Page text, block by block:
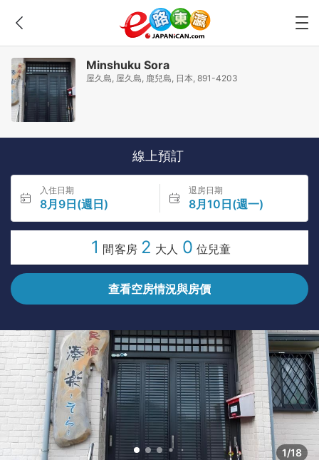
Minshuku Sora
屋久島, 屋久島, 鹿兒島, 日本, 891-4203
線上預訂
入住日期
8月9日(週日)
退房日期
8月10日(週一)
1 間客房 2 大人 0 位兒童
查看空房情況與房價
1/18